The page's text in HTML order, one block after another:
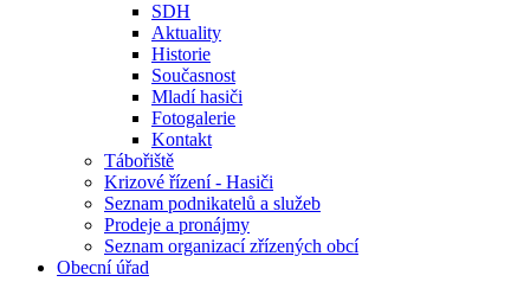
SDH
Aktuality
Historie
Současnost
Mladí hasiči
Fotogalerie
Kontakt
Tábořiště
Krizové řízení - Hasiči
Seznam podnikatelů a služeb
Prodeje a pronájmy
Seznam organizací zřízených obcí
Obecní úřad